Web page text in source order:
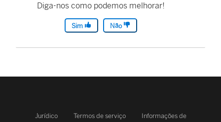
Diga-nos como podemos melhorar!
Sim Não
Jurídico Termos de serviço Informações de